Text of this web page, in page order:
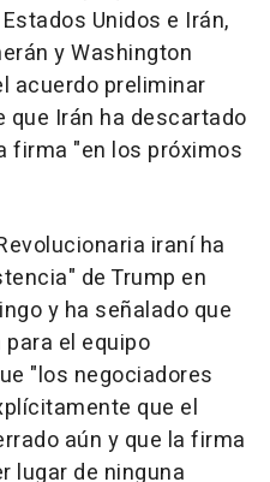
Unidos e Irán,
y Washington
acuerdo preliminar
que Irán ha descartado
firma "en los próximos
iraní ha
de Trump en
y ha señalado que
el equipo
"los negociadores
que el
aún y que la firma
lugar de ninguna